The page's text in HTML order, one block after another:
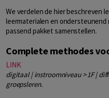
We verdelen de hier beschreven
leermaterialen en ondersteunend
passend pakket samenstellen.
Complete methodes
LINK
digitaal | instroomniveau > 1F |
groepsleren.